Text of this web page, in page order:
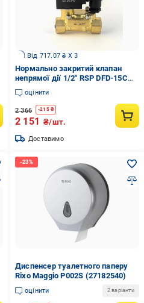
Від 717.07 ₴ X 3
Нормально закритий клапан
непрямої дії 1/2" RSP DFD-15C
DC24v 0,3-13 bar (66778801657)
оцінити
2 366 -215₴
2 151 ₴/шт.
Доставимо
Диспенсер туалетного паперу
Rixo Maggio P002S (27182540)
оцінити 2 варіанти